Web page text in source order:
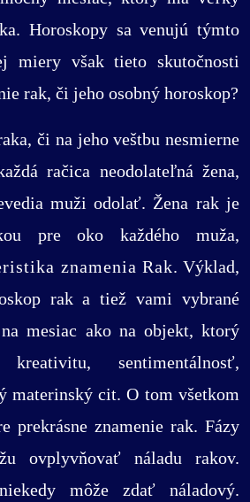
Horoskopy sa venujú týmto
miery však tieto skutočnosti
rak, či jeho osobný horoskop?
či na jeho veštbu nesmierne
račica neodolateľná žena,
muži odolať. Žena rak je
pre oko každého muža,
znamenia Rak. Výklad,
rak a tiež vami vybrané
na mesiac ako na objekt, ktorý
sentimentálnosť,
materinský cit. O tom všetkom
prekrásne znamenie rak. Fázy
ovplyvňovať náladu rakov.
môže zdať náladový.